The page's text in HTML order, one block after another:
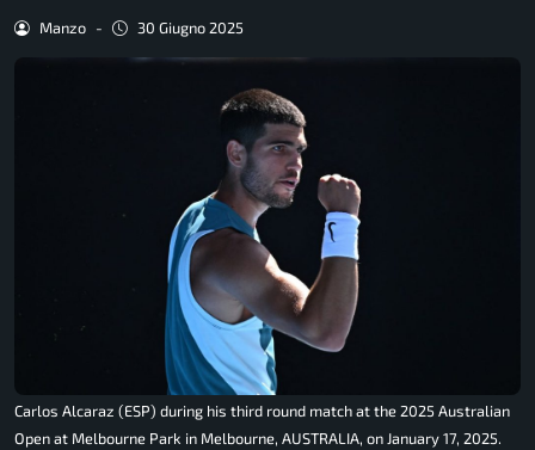
Manzo - 30 Giugno 2025
Carlos Alcaraz (ESP) during his third round match at the 2025 Australian
Open at Melbourne Park in Melbourne, AUSTRALIA, on January 17, 2025.